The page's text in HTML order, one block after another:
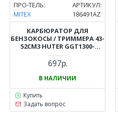
ПРО-ТЕЛЬ:
MITEX
АРТИКУЛ:
186491AZ
КАРБЮРАТОР ДЛЯ
БЕНЗОКОСЫ / ТРИММЕРА 43-
52СМ3 HUTER GGT1300-
GGT2900, PATRIOT PT545,
PT443, PT555, CARVER GBC-
043, GBC-053
697р.
В НАЛИЧИИ
Купить
Задать вопрос